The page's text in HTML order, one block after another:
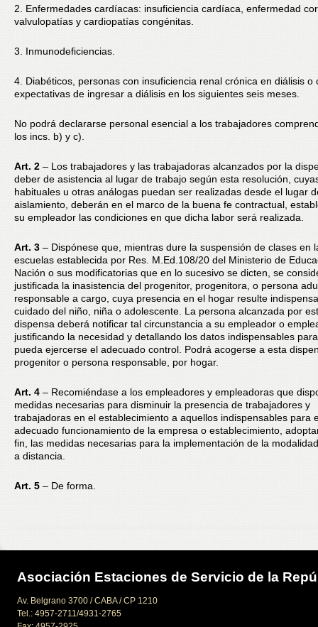
2. Enfermedades cardíacas: insuficiencia cardíaca, enfermedad
valvulopatías y cardiopatías congénitas.
3. Inmunodeficiencias.
4. Diabéticos, personas con insuficiencia renal crónica en diálisis o
expectativas de ingresar a diálisis en los siguientes seis meses.
No podrá declararse personal esencial a los trabajadores
los incs. b) y c).
Art. 2 – Los trabajadores y las trabajadoras alcanzados por la
deber de asistencia al lugar de trabajo según esta resolución,
habituales u otras análogas puedan ser realizadas desde el lugar
aislamiento, deberán en el marco de la buena fe contractual,
su empleador las condiciones en que dicha labor será realizada.
Art. 3 – Dispónese que, mientras dure la suspensión de clases en
escuelas establecida por Res. M.Ed.108/20 del Ministerio de
Nación o sus modificatorias que en lo sucesivo se dicten, se
justificada la inasistencia del progenitor, progenitora, o persona
responsable a cargo, cuya presencia en el hogar resulte
cuidado del niño, niña o adolescente. La persona alcanzada por
dispensa deberá notificar tal circunstancia a su empleador o
justificando la necesidad y detallando los datos indispensables
pueda ejercerse el adecuado control. Podrá acogerse a esta
progenitor o persona responsable, por hogar.
Art. 4 – Recomiéndase a los empleadores y empleadoras que
medidas necesarias para disminuir la presencia de trabajadores y
trabajadoras en el establecimiento a aquellos indispensables para
adecuado funcionamiento de la empresa o establecimiento,
fin, las medidas necesarias para la implementación de la
a distancia.
Art. 5 – De forma.
Asociación Estaciones de Servicio de la
Av. Belgrano 3700 / CABA / CP 1210
Tel.: 4957-2711/4931-2765